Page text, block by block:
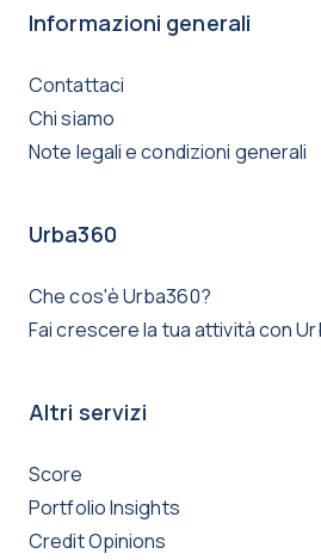
Informazioni generali
Contattaci
Chi siamo
Note legali e condizioni generali
Urba360
Che cos'è Urba360?
Fai crescere la tua attività con
Altri servizi
Score
Portfolio Insights
Credit Opinions